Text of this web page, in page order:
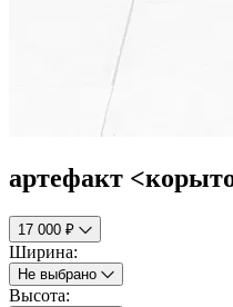
артефакт
17 000 ₽
Ширина:
Не выбрано
Высота: